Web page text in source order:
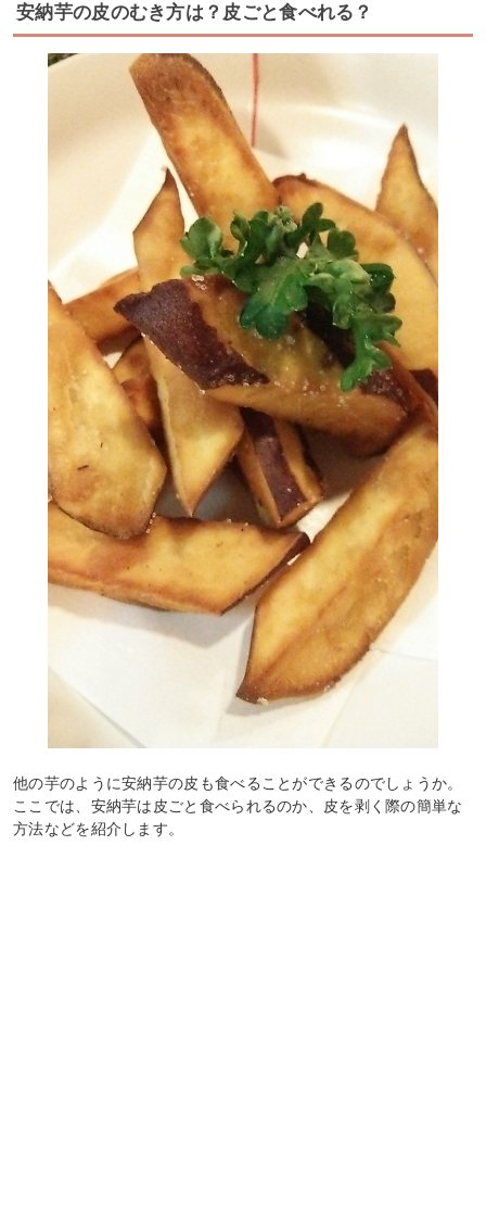
安納芋の皮のむき方は？皮ごと食べれる？
他の芋のように安納芋の皮も食べることができるのでしょうか。
ここでは、安納芋は皮ごと食べられるのか、皮を剥く際の簡単な
方法などを紹介します。